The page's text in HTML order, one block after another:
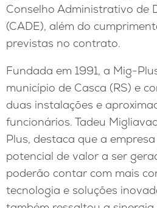
Conselho Administrativo de
(CADE), além do
previstas no contrato.
Fundada em 1991, a Mig-
município de Casca (RS) e
duas instalações e
funcionários. Tadeu
Plus, destaca que a
potencial de valor a ser
poderão contar com mais
tecnologia e soluções